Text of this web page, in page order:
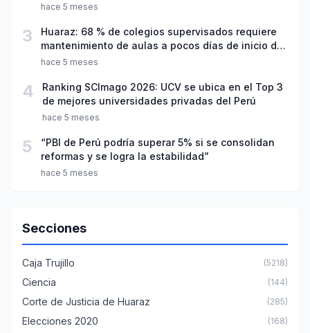
hace 5 meses
3
Huaraz: 68 % de colegios supervisados requiere
mantenimiento de aulas a pocos días de inicio del
año escolar 2026
hace 5 meses
4
Ranking SCImago 2026: UCV se ubica en el Top 3
de mejores universidades privadas del Perú
hace 5 meses
5
“PBI de Perú podría superar 5% si se consolidan
reformas y se logra la estabilidad”
hace 5 meses
Secciones
Caja Trujillo (5218)
Ciencia (144)
Corte de Justicia de Huaraz (285)
Elecciones 2020 (168)